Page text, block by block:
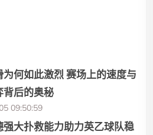
何如此激烈 赛场上的速度与
背后的奥秘
09:50:59
强大扑救能力助力英乙球队稳